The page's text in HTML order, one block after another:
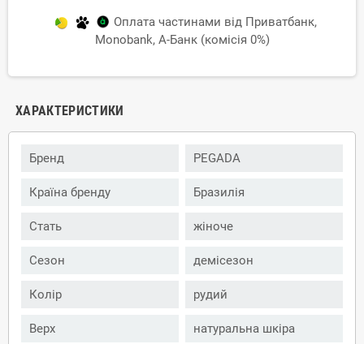
Оплата частинами від Приватбанк,
Monobank, А-Банк (комісія 0%)
ХАРАКТЕРИСТИКИ
Бренд PEGADA
Країна бренду Бразилія
Стать жіноче
Сезон демісезон
Колір рудий
Верх натуральна шкіра